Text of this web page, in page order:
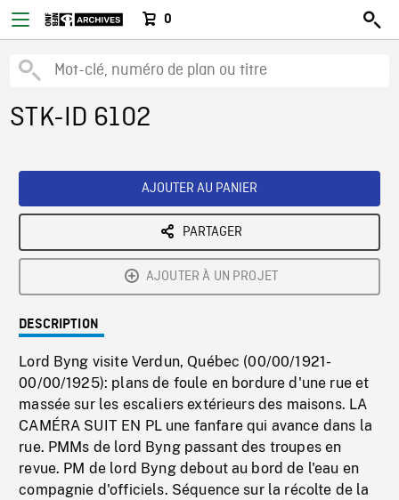
0
STK-ID 6102
AJOUTER AU PANIER
PARTAGER
AJOUTER À UN PROJET
DESCRIPTION
Lord Byng visite Verdun, Québec (00/00/1921-
00/00/1925): plans de foule en bordure d'une rue et
massée sur les escaliers extérieurs des maisons. LA
CAMÉRA SUIT EN PL une fanfare qui avance dans la
rue. PMMs de lord Byng passant des troupes en
revue. PM de lord Byng debout au bord de l'eau en
compagnie d'officiels. Séquence sur la récolte de la